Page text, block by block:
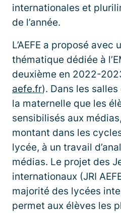
internationales et
de l’année.
L’AEFE a proposé avec
thématique dédiée à
deuxième en 2022-
aefe.fr). Dans les salles
la maternelle que les
sensibilisés aux
montant dans les
lycée, à un travail
médias. Le projet des
internationaux (JRI
majorité des lycées
permet aux élèves les